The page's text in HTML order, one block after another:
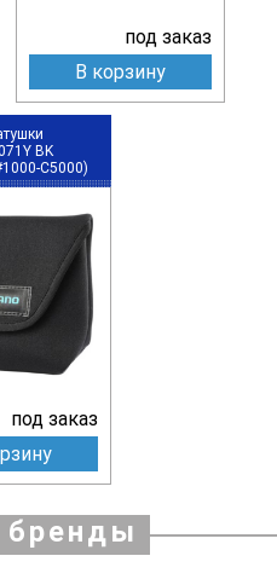
под заказ
В корзину
BK
C5000)
под заказ